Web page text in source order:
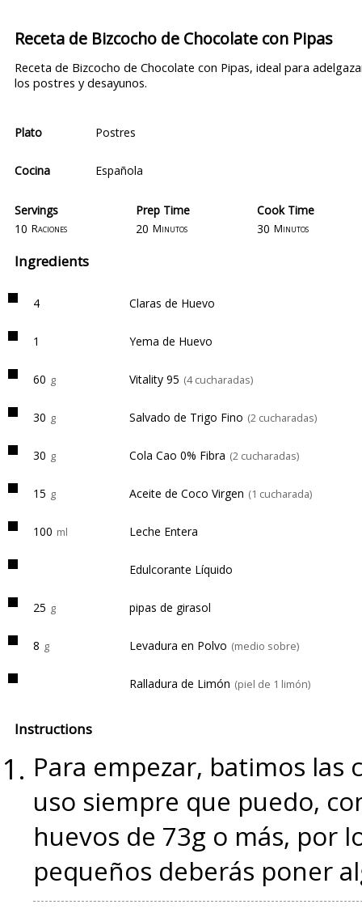
Receta de Bizcocho de Chocolate con Pipas
Receta de Bizcocho de Chocolate con Pipas, ideal para
los postres y desayunos.
Plato Postres
Cocina Española
Servings
Prep Time
10 Raciones 20 Minutos
Cook Time
30 Minutos
Ingredients
4 Claras de Huevo
1 Yema de Huevo
60 g Vitality 95 (4 cucharadas)
30 g Salvado de Trigo Fino (2 cucharadas)
30 g Cola Cao 0% Fibra (2 cucharadas)
15 g Aceite de Coco Virgen (1 cucharada)
100 ml Leche Entera
Edulcorante Líquido
25 g pipas de girasol
8 g Levadura en Polvo (medio sobre)
Ralladura de Limón (piel de 1 limón)
Instructions
Para empezar, batimos las
uso siempre que puedo,
huevos de 73g o más, por
pequeños deberás poner